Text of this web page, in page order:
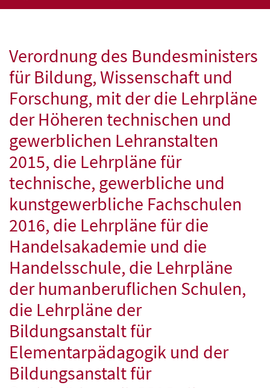
Verordnung des Bundesministers
für Bildung, Wissenschaft und
Forschung, mit der die Lehrpläne
der Höheren technischen und
gewerblichen Lehranstalten
2015, die Lehrpläne für
technische, gewerbliche und
kunstgewerbliche Fachschulen
2016, die Lehrpläne für die
Handelsakademie und die
Handelsschule, die Lehrpläne
der humanberuflichen Schulen,
die Lehrpläne der
Bildungsanstalt für
Elementarpädagogik und der
Bildungsanstalt für